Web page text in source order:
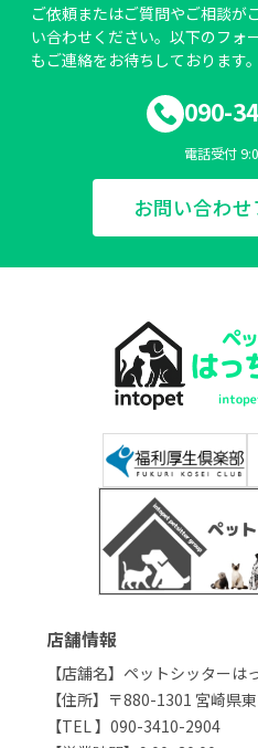
ご依頼またはご質問やご相談が
い合わせください。以下のフォ
もご連絡をお待ちしております。
090-
電話受付
お問い合わせ
店舗情報
【店舗名】ペットシッターは
【住所】〒880-1301 宮崎県
【TEL 】090-3410-2904